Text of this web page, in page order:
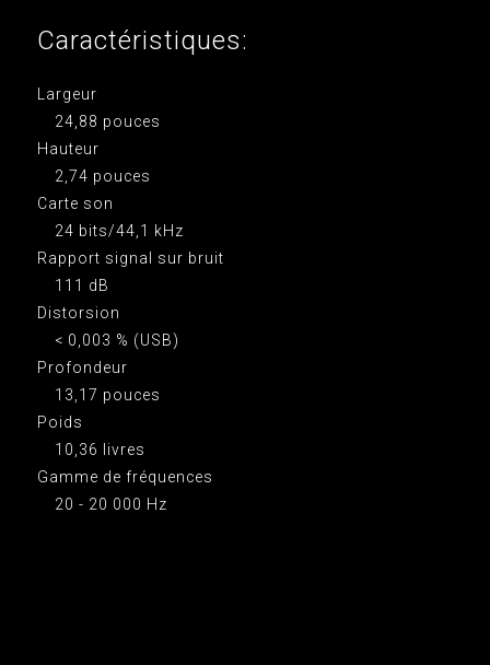
Caractéristiques:
Largeur
24,88 pouces
Hauteur
2,74 pouces
Carte son
24 bits/44,1 kHz
Rapport signal sur bruit
111 dB
Distorsion
< 0,003 % (USB)
Profondeur
13,17 pouces
Poids
10,36 livres
Gamme de fréquences
20 - 20 000 Hz